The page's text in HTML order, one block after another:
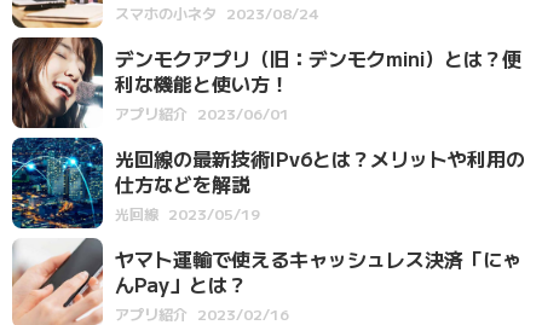
スマホの小ネタ 2023/08/24
デンモクアプリ（旧：デンモクmini）とは？便
利な機能と使い方！
アプリ紹介 2023/06/01
光回線の最新技術IPv6とは？メリットや利用の
仕方などを解説
光回線 2023/05/19
ヤマト運輸で使えるキャッシュレス決済「にゃ
んPay」とは？
アプリ紹介 2023/02/16